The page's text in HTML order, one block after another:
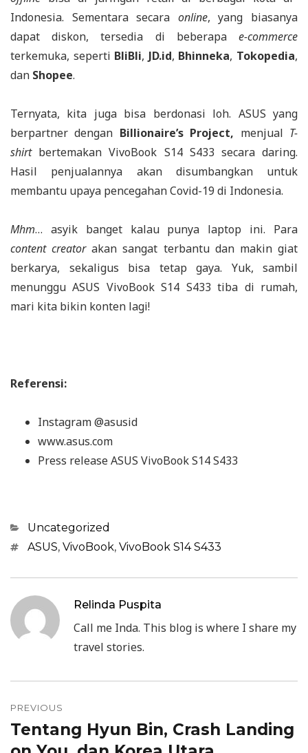
Indonesia. Sementara secara online, yang biasanya
dapat diskon, tersedia di beberapa e-commerce
terkemuka, seperti BliBli, JD.id, Bhinneka, Tokopedia,
dan Shopee.
Ternyata, kita juga bisa berdonasi loh. ASUS yang
berpartner dengan Billionaire’s Project, menjual T-
shirtbertemakan VivoBook S14 S433 secara daring.
Hasil penjualannya akan disumbangkan untuk
membantu upaya pencegahan Covid-19 di Indonesia.
Mhm… asyik banget kalau punya laptop ini. Para
content creatorakan sangat terbantu dan makin giat
berkarya, sekaligus bisa tetap gaya. Yuk, sambil
menunggu ASUS VivoBook S14 S433 tiba di rumah,
mari kita bikin konten lagi!
Referensi:
Instagram @asusid
www.asus.com
Press release ASUS VivoBook S14 S433
Categories
Uncategorized
TagsASUS, VivoBook, VivoBook S14 S433
Relinda Puspita
Call me Inda. This blog is where I share my
travel stories.
Post
navigation
PREVIOUS
Previous
post:
Tentang Hyun Bin, Crash Landing